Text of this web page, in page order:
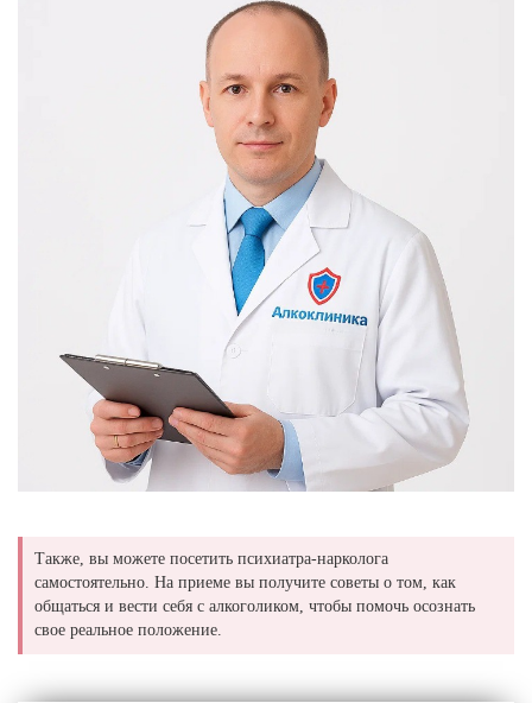
Также, вы можете посетить психиатра-нарколога
самостоятельно. На приеме вы получите советы о том, как
общаться и вести себя с алкоголиком, чтобы помочь осознать
свое реальное положение.